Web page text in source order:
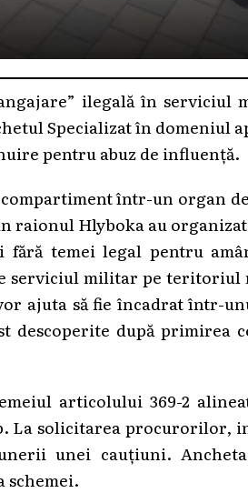
ilegală în serviciul
Specializat în domeniul
pentru abuz de influență.
într-un organ
raionul Hlyboka au
temei legal pentru
serviciul militar pe
ajuta să fie încadrat într-
descoperite după primirea
articolului 369-2
La solicitarea procurorilor,
unei cauțiuni.
schemei.